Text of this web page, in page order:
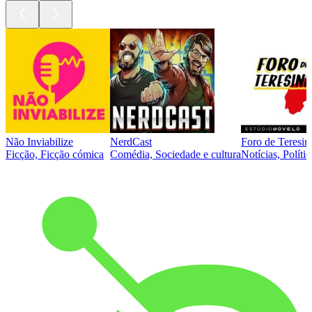
Não Inviabilize
Ficção, Ficção cómica
NerdCast
Comédia, Sociedade e cultura
Foro de
Notícias,